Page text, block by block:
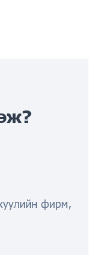
фирм,